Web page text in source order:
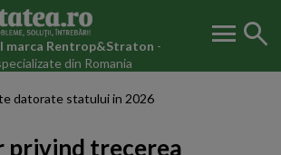
marca Rentrop&Straton -
din Romania
menu search
datorate statului in 2026
privind trecerea